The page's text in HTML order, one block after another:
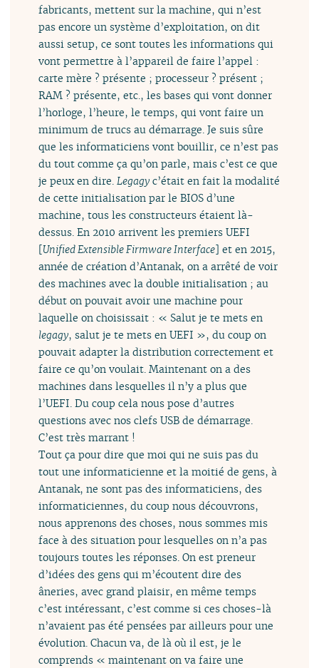
fabricants, mettent sur la machine, qui n’est
pas encore un système d’exploitation, on dit
aussi setup, ce sont toutes les informations qui
vont permettre à l’appareil de faire l’appel :
carte mère ? présente ; processeur ? présent ;
RAM ? présente, etc., les bases qui vont donner
l’horloge, l’heure, le temps, qui vont faire un
minimum de trucs au démarrage. Je suis sûre
que les informaticiens vont bouillir, ce n’est pas
du tout comme ça qu’on parle, mais c’est ce que
je peux en dire.Legagy c’était en fait la modalité
de cette initialisation par le BIOS d’une
machine, tous les constructeurs étaient là-
dessus. En 2010 arrivent les premiers UEFI
[Unified Extensible Firmware Interface] et en 2015,
année de création d’Antanak, on a arrêté de voir
des machines avec la double initialisation ; au
début on pouvait avoir une machine pour
laquelle on choisissait : « Salut je te mets en
legagy, salut je te mets en UEFI », du coup on
pouvait adapter la distribution correctement et
faire ce qu’on voulait. Maintenant on a des
machines dans lesquelles il n’y a plus que
l’UEFI. Du coup cela nous pose d’autres
questions avec nos clefs USB de démarrage.
C’est très marrant !
Tout ça pour dire que moi qui ne suis pas du
tout une informaticienne et la moitié de gens, à
Antanak, ne sont pas des informaticiens, des
informaticiennes, du coup nous découvrons,
nous apprenons des choses, nous sommes mis
face à des situation pour lesquelles on n’a pas
toujours toutes les réponses. On est preneur
d’idées des gens qui m’écoutent dire des
âneries, avec grand plaisir, en même temps
c’est intéressant, c’est comme si ces choses-là
n’avaient pas été pensées par ailleurs pour une
évolution. Chacun va, de là où il est, je le
comprends « maintenant on va faire une